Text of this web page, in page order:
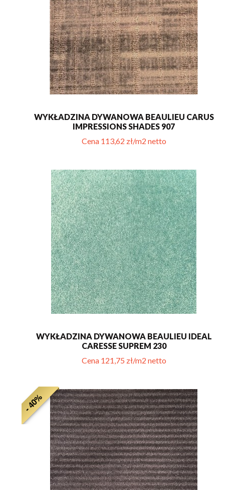
WYKŁADZINA DYWANOWA BEAULIEU CARUS
IMPRESSIONS SHADES 907
Cena 113,62 zł/m2 netto
WYKŁADZINA DYWANOWA BEAULIEU IDEAL
CARESSE SUPREM 230
Cena 121,75 zł/m2 netto
- 40%